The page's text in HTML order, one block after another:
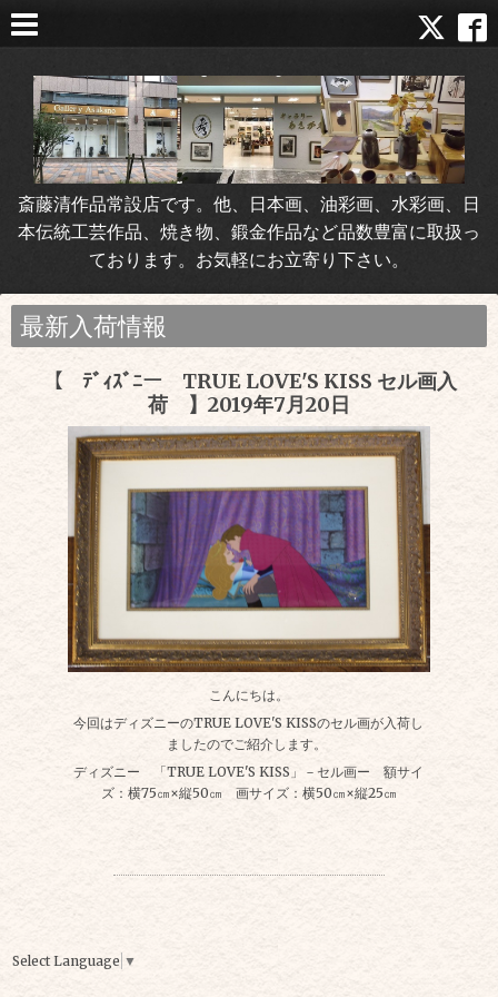
斎藤清作品常設店です。他、日本画、油彩画、水彩画、日
本伝統工芸作品、焼き物、鍛金作品など品数豊富に取扱っ
ております。お気軽にお立寄り下さい。
最新入荷情報
【 ﾃﾞｨｽﾞﾆー TRUE LOVE'S KISS セル画入
荷 】2019年7月20日
こんにちは。
今回はディズニーのTRUE LOVE'S KISSのセル画が入荷し
ましたのでご紹介します。
ディズニー 「TRUE LOVE'S KISS」－セル画ー 額サイ
ズ：横75㎝×縦50㎝ 画サイズ：横50㎝×縦25㎝
Select Language ▼